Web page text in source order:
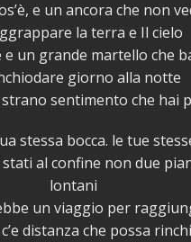
e un ancora che non
la terra e Il cielo
e un grande martello che
giorno alla notte
strano sentimento che hai
stessa bocca. le tue
al confine non due
lontani
un viaggio per
distanza che possa